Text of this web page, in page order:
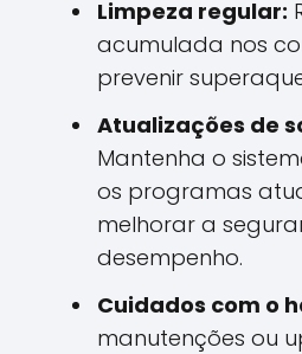
Limpeza regular:
acumulada nos
prevenir
Atualizações de
Mantenha o
os programas
melhorar a
desempenho.
Cuidados com o
manutenções ou